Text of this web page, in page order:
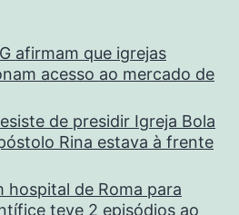
afirmam que igrejas
acesso ao mercado de
de presidir Igreja Bola
Rina estava à frente
hospital de Roma para
teve 2 episódios ao